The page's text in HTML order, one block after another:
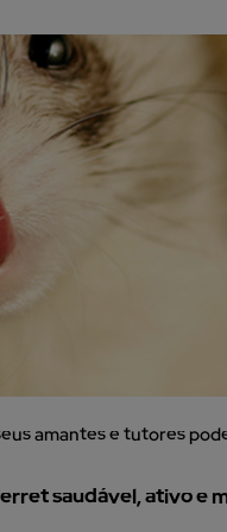
amantes e tutores
saudável, ativo e